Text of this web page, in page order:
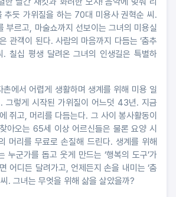
추듯 가위질을 하는 70대 미용사 권혁순 씨.
부르고, 마술쇼까지 선보이는 그녀의 미용실
관객이 된다. 사람의 마음까지 다듬는 ‘춤추
. 칠십 평생 달려온 그녀의 인생길은 특별하
에서 어렵게 생활하며 생계를 위해 미용 일
그렇게 시작된 가위질이 어느덧 43년. 지금
쥐고, 머리를 다듬는다. 그 사이 봉사활동이
아오는 65세 이상 어르신들은 물론 요양 시
머리를 무료로 손질해 드린다. 생계를 위해
누군가를 돕고 웃게 만드는 ‘행복의 도구’가
어디든 달려가고, 언제든지 손을 내미는 ‘춤
. 그녀는 무엇을 위해 삶을 살았을까?